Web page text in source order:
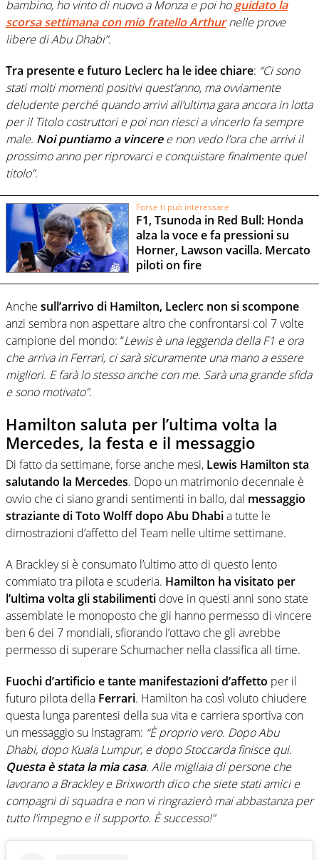
bambino, ho vinto di nuovo a Monza e poi hoguidato la
scorsa settimana con mio fratello Arthurnelle prove
libere di Abu Dhabi”.
Tra presente e futuro Leclerc ha le idee chiare: “Ci sono
stati molti momenti positivi quest’anno, ma ovviamente
deludente perché quando arrivi all’ultima gara ancora in lotta
per il Titolo costruttori e poi non riesci a vincerlo fa sempre
male. Noi puntiamo a vinceree non vedo l’ora che arrivi il
prossimo anno per riprovarci e conquistare finalmente quel
titolo”.
Forse ti può interessare
F1, Tsunoda in Red Bull: Honda
alza la voce e fa pressioni su
Horner, Lawson vacilla. Mercato
piloti on fire
Anche sull’arrivo di Hamilton, Leclerc non si scompone
anzi sembra non aspettare altro che confrontarsi col 7 volte
campione del mondo: “Lewis è una leggenda della F1 e ora
che arriva in Ferrari, ci sarà sicuramente una mano a essere
migliori. E farà lo stesso anche con me. Sarà una grande sfida
e sono motivato”.
Hamilton saluta per l’ultima volta la
Mercedes, la festa e il messaggio
Di fatto da settimane, forse anche mesi, Lewis Hamilton sta
salutando la Mercedes. Dopo un matrimonio decennale è
ovvio che ci siano grandi sentimenti in ballo, dal messaggio
straziante di Toto Wolff dopo Abu Dhabia tutte le
dimostrazioni d’affetto del Team nelle ultime settimane.
A Brackley si è consumato l’ultimo atto di questo lento
commiato tra pilota e scuderia. Hamilton ha visitato per
l’ultima volta gli stabilimenti dove in questi anni sono state
assemblate le monoposto che gli hanno permesso di vincere
ben 6 dei 7 mondiali, sfiorando l’ottavo che gli avrebbe
permesso di superare Schumacher nella classifica all time.
Fuochi d’artificio e tante manifestazioni d’affetto per il
futuro pilota della Ferrari. Hamilton ha così voluto chiudere
questa lunga parentesi della sua vita e carriera sportiva con
un messaggio su Instagram: “È proprio vero. Dopo Abu
Dhabi, dopo Kuala Lumpur, e dopo Stoccarda finisce qui.
Questa è stata la mia casa. Alle migliaia di persone che
lavorano a Brackley e Brixworth dico che siete stati amici e
compagni di squadra e non vi ringrazierò mai abbastanza per
tutto l’impegno e il supporto. È successo!”